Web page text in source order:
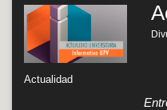
Actualidad